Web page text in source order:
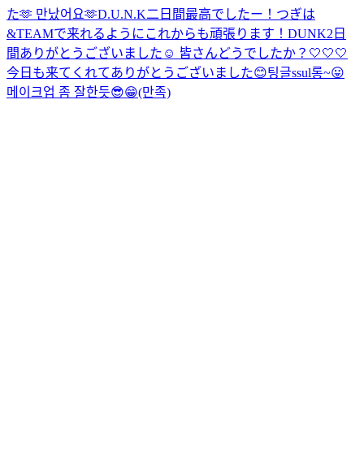
た🫶 만났어요🫶D.U.N.K二日間最高でしたー！つぎは
&TEAMで来れるようにこれからも頑張ります！ DUNK2日
間ありがとうございました☺️ 皆さんどうでしたか？ 🤍🤍🤍
今日も来てくれてありがとうございました😊팅글ssul롱~😛
메이크업 좀 잘한듯😎😁(만족)